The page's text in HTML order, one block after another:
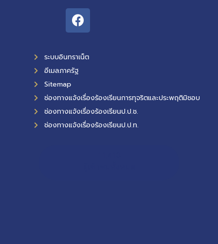
ระบบอินทราเน็ต
อีเมลภาครัฐ
Sitemap
ช่องทางแจ้งเรื่องร้องเรียนการทุจริตและประพฤติมิชอบ
ช่องทางแจ้งเรื่องร้องเรียนป.ป.ช.
ช่องทางแจ้งเรื่องร้องเรียนป.ป.ท.